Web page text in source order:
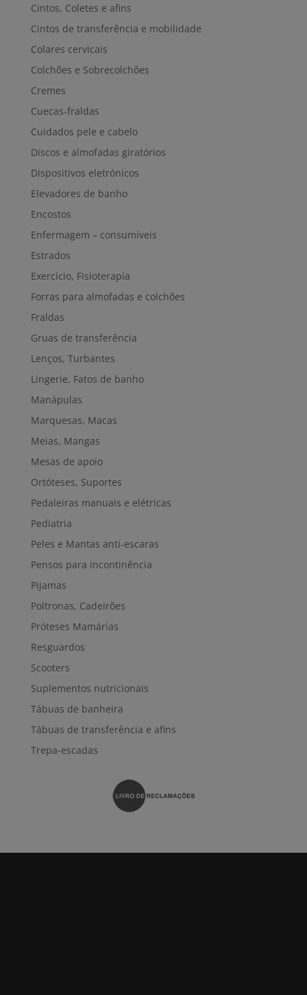
Cintos, Coletes e afins
Cintos de transferência e mobilidade
Colares cervicais
Colchões e Sobrecolchões
Cremes
Cuecas-fraldas
Cuidados pele e cabelo
Discos e almofadas giratórios
Dispositivos eletrónicos
Elevadores de banho
Encostos
Enfermagem – consumíveis
Estrados
Exercício, Fisioterapia
Forras para almofadas e colchões
Fraldas
Gruas de transferência
Lenços, Turbantes
Lingerie, Fatos de banho
Manápulas
Marquesas, Macas
Meias, Mangas
Mesas de apoio
Ortóteses, Suportes
Pedaleiras manuais e elétricas
Pediatria
Peles e Mantas anti-escaras
Pensos para incontinência
Pijamas
Poltronas, Cadeirões
Próteses Mamárias
Resguardos
Scooters
Suplementos nutricionais
Tábuas de banheira
Tábuas de transferência e afins
Trepa-escadas